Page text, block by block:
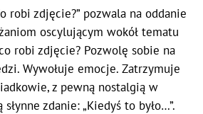
robi zdjęcie?” pozwala na oddanie
oscylującym wokół tematu
robi zdjęcie? Pozwolę sobie na
Wywołuje emocje. Zatrzymuje
z pewną nostalgią w
zdanie: „Kiedyś to było…”.